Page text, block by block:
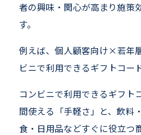
者の興味・関心が高まり施策
す。
例えば、個人顧客向け×若年
ビニで利用できるギフトコー
コンビニで利用できるギフト
間使える「手軽さ」と、飲料
食・日用品などすぐに役立つ